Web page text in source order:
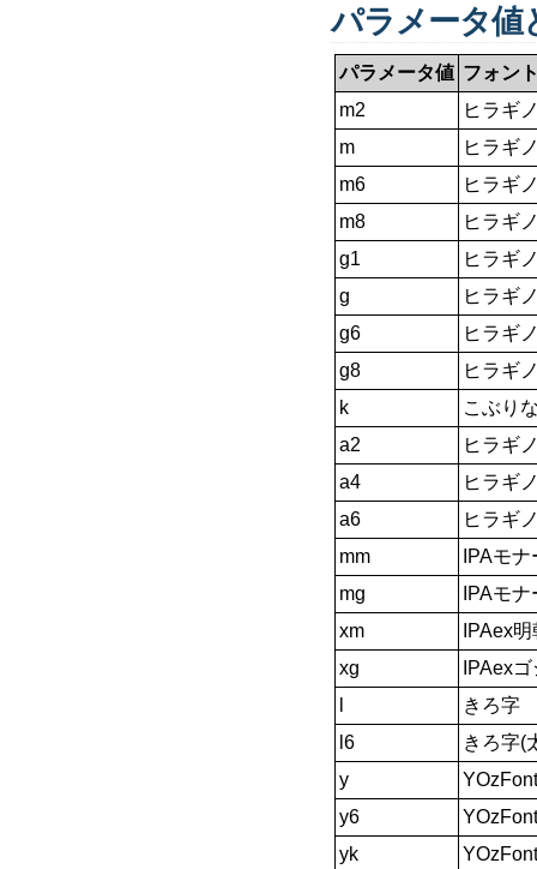
パラメータ値
パラメータ値 フォン
m2
ヒラギ
m
ヒラギ
m6
ヒラギ
m8
ヒラギ
g1
ヒラギ
g
ヒラギ
g6
ヒラギ
g8
ヒラギ
k
こぶり
a2
ヒラギ
a4
ヒラギ
a6
ヒラギ
mm
IPAモ
mg
IPAモ
xm
IPAex明
xg
IPAex
きろ字
l6
きろ字(
y
YOzFont
y6
yk